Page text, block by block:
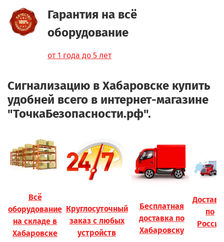
Гарантия на всё
оборудование
от 1 года до 5 лет
Сигнализацию в Хабаровске купить
удобней всего в интернет-магазине
"ТочкаБезопасности.рф".
Всё
оборудование
на складе в
Хабаровске
Круглосуточный
заказ с любых
устройств
Бесплатная
доставка по
Хабаровску
по
России